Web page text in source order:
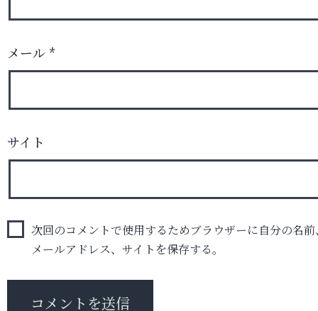
メール *
サイト
次回のコメントで使用するためブラウザーに自分の名前
メールアドレス、サイトを保存する。